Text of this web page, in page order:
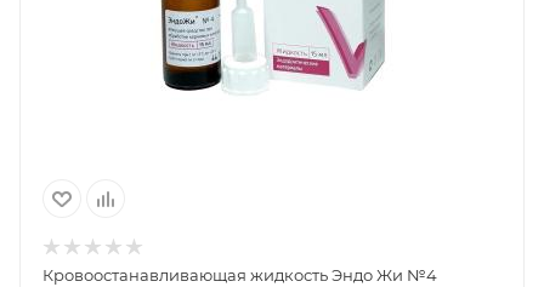
Кровоостанавливающая жидкость Эндо Жи №4